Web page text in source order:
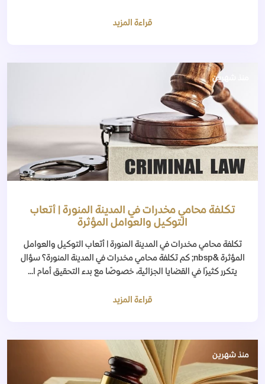
قراءة المزيد
منذ شهرين
تكلفة محامي مخدرات في المدينة المنورة | أتعاب
التوكيل والعوامل المؤثرة
تكلفة محامي مخدرات في المدينة المنورة | أتعاب التوكيل والعوامل
المؤثرة &nbsp; كم تكلفة محامي مخدرات في المدينة المنورة؟ سؤال
يتكرر كثيرًا في القضايا الجزائية، خصوصًا مع بدء التحقيق أمام ا...
قراءة المزيد
منذ شهرين